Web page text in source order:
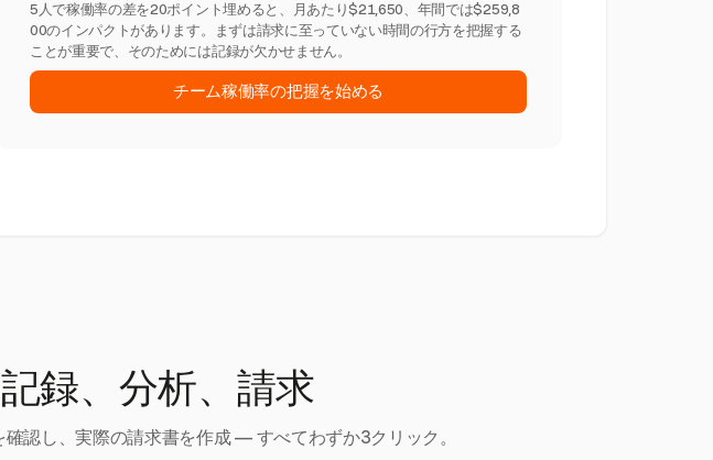
5人で稼働率の差を20ポイント埋めると、月あたり$21,650、年間では$259,8
00のインパクトがあります。まずは請求に至っていない時間の行方を把握する
ことが重要で、そのためには記録が欠かせません。
チーム稼働率の把握を始める
録、分析、請求
認し、実際の請求書を作成 — すべてわずか3クリック。